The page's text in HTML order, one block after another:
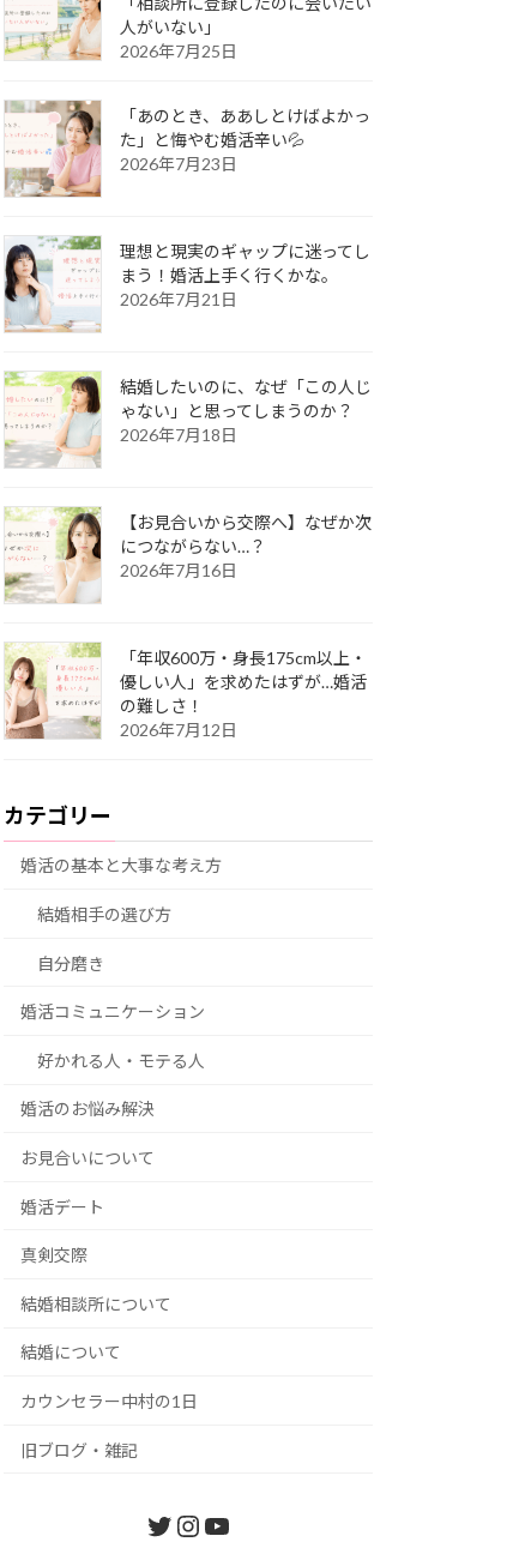
人がいない」
2026年7月25日
「あのとき、ああしとけばよかっ
た」と悔やむ婚活辛い💦
2026年7月23日
理想と現実のギャップに迷ってし
まう！婚活上手く行くかな。
2026年7月21日
結婚したいのに、なぜ「この人じ
ゃない」と思ってしまうのか？
2026年7月18日
【お見合いから交際へ】なぜか次
につながらない…？
2026年7月16日
「年収600万・身長175cm以上・
優しい人」を求めたはずが…婚活
の難しさ！
2026年7月12日
カテゴリー
婚活の基本と大事な考え方
結婚相手の選び方
自分磨き
婚活コミュニケーション
好かれる人・モテる人
婚活のお悩み解決
お見合いについて
婚活デート
真剣交際
結婚相談所について
結婚について
カウンセラー中村の1日
旧ブログ・雑記
Twitter
Instagram
YouTube